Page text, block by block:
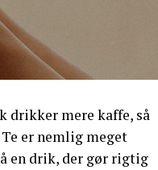
drikker mere kaffe, så
er nemlig meget
en drik, der gør rigtig